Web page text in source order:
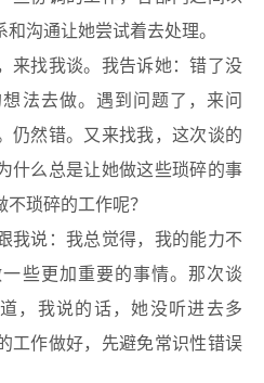
沟通让她尝试着去处理。
来找我谈。我告诉她：错了没
法去做。遇到问题了，来问
仍然错。又来找我，这次谈的
什么总是让她做这些琐碎的事
琐碎的工作呢？
我说：我总觉得，我的能力不
些更加重要的事情。那次谈
，我说的话，她没听进去多
工作做好，先避免常识性错误